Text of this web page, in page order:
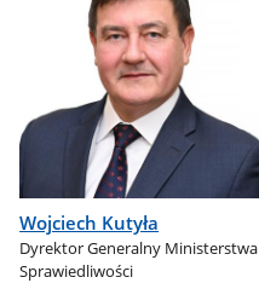
Wojciech Kutyła
Dyrektor Generalny Ministerstwa
Sprawiedliwości